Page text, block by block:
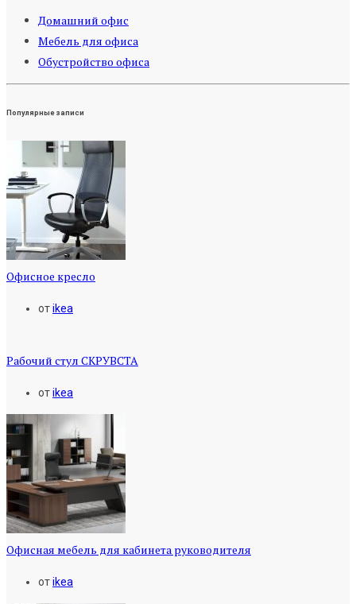
Домашний офис
Мебель для офиса
Обустройство офиса
Популярные записи
Офисное кресло
отikea
Рабочий стул СКРУВСТА
отikea
Офисная мебель для кабинета руководителя
отikea